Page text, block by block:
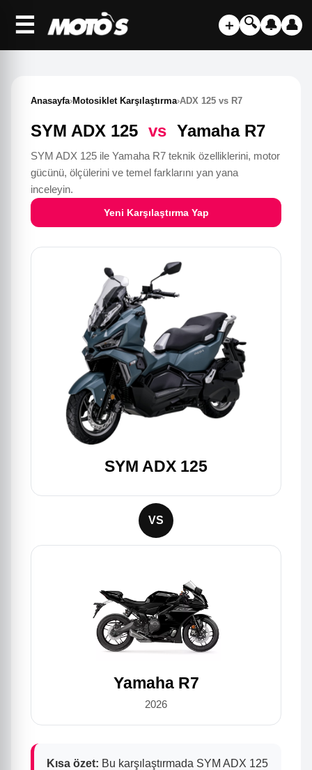
☰ ＋ 🔍 🔔 👤
Anasayfa›Motosiklet Karşılaştırma›ADX 125 vs R7
SYM ADX 125 vs Yamaha R7
SYM ADX 125 ile Yamaha R7 teknik özelliklerini, motor
gücünü, ölçülerini ve temel farklarını yan yana
inceleyin.
Yeni Karşılaştırma Yap
SYM ADX 125
VS
Yamaha R7
2026
Kısa özet: Bu karşılaştırmada SYM ADX 125